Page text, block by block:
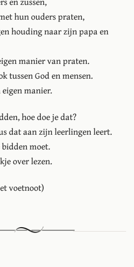
hun ouders praten,
houding naar zijn papa en
manier van praten.
tussen God en mensen.
eigen manier.
hoe doe je dat?
dat aan zijn leerlingen leert.
moet.
over lezen.
voetnoot)